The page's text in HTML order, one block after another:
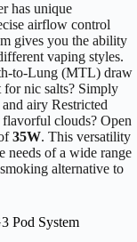
has unique
airflow control
gives you the ability
vaping styles.
to-Lung (MTL) draw
for nic salts? Simply
airy Restricted
clouds? Open
35W. This versatility
needs of a wide range
alternative to
Pod System